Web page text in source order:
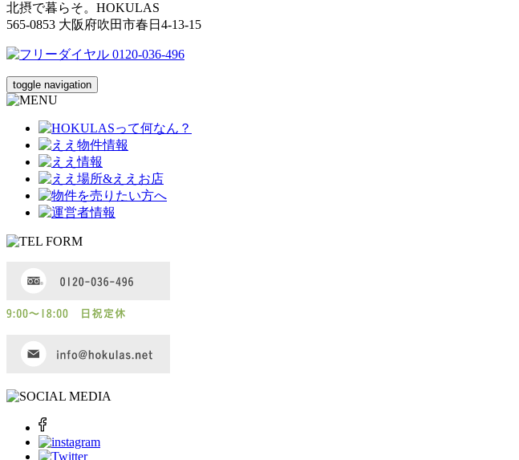
北摂で暮らそ。HOKULAS
565-0853 大阪府吹田市春日4-13-15
toggle navigation